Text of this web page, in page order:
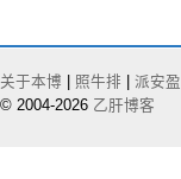
关于本博 照牛排 派安盈
© 2004-2026 乙肝博客